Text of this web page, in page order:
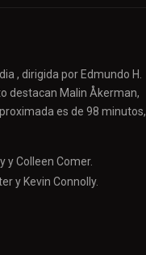
, dirigida por Edmundo H.
destacan Malin Åkerman,
es de 98 minutos,
y Colleen Comer.
y Kevin Connolly.